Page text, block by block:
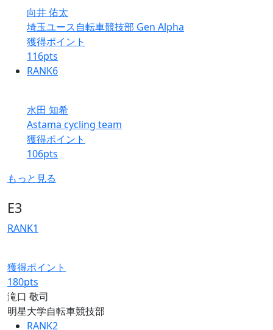
向井 佑太
埼玉ユース自転車競技部 Gen Alpha
獲得ポイント
116pts
RANK6
水田 知希
Astama cycling team
獲得ポイント
106pts
もっと見る
E3
RANK1
獲得ポイント
180pts
滝口 敬司
明星大学自転車競技部
RANK2